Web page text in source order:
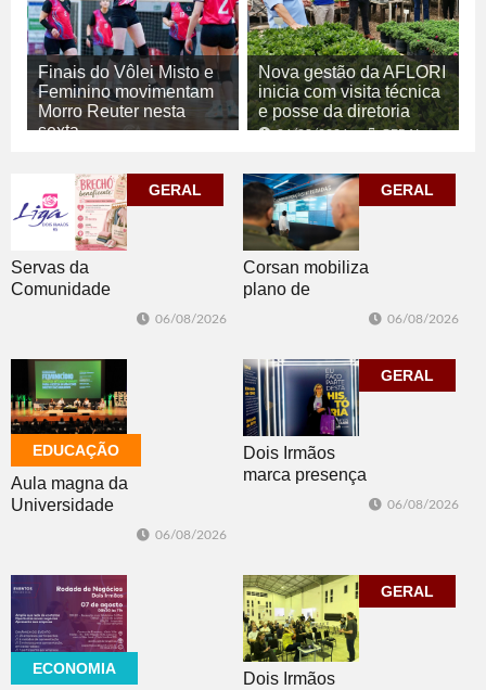
Finais do Vôlei Misto e
Feminino movimentam
Morro Reuter nesta
sexta
ESPORTE
Nova gestão da AFLORI
inicia com visita técnica
e posse da diretoria
06/08/2026 GERAL
GERAL
Servas da
Comunidade
06/08/2026
GERAL
Corsan mobiliza
plano de
temporais no RS
06/08/2026
EDUCAÇÃO
Aula magna da
Universidade
acadêmica em
debate sobre o
feminicídio
06/08/2026
GERAL
Dois Irmãos
marca presença
06/08/2026
ECONOMIA
GERAL
Dois Irmãos